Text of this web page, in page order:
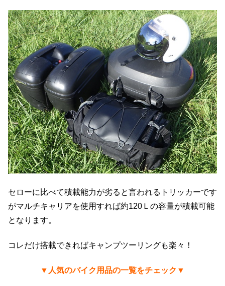
セローに比べて積載能力が劣ると言われるトリッカーです
がマルチキャリアを使用すれば約120Ｌの容量が積載可能
となります。
コレだけ搭載できればキャンプツーリングも楽々！
▼人気のバイク用品の一覧をチェック▼